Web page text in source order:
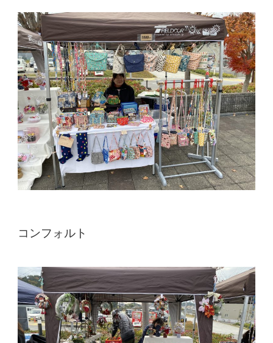
コンフォルト